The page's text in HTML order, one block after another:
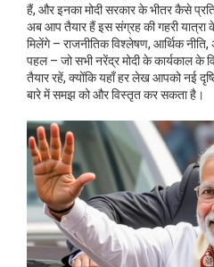
हैं, और इनका मोदी सरकार के भीतर कैसे
अब आप तैयार हैं इस संग्रह की गहरी
मिलेंगे – राजनीतिक विश्लेषण, आर्थिक
पहल – जो सभी नरेंद्र मोदी के कार्यकाल के
तैयार रहें, क्योंकि यहाँ हर लेख आपको नई
बारे में समझ को और विस्तृत कर सकता है।